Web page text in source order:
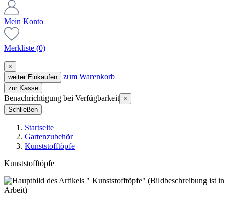
Mein Konto
Merkliste (0)
×
weiter Einkaufen
zum Warenkorb
zur Kasse
Benachrichtigung bei Verfügbarkeit ×
Schließen
Startseite
Gartenzubehör
Kunststofftöpfe
Kunststofftöpfe